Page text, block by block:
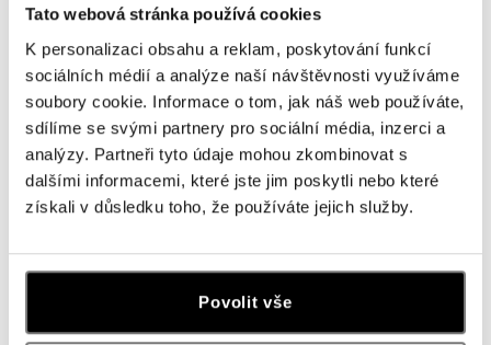
Tato webová stránka používá cookies
K personalizaci obsahu a reklam, poskytování funkcí
sociálních médií a analýze naší návštěvnosti využíváme
soubory cookie. Informace o tom, jak náš web používáte,
sdílíme se svými partnery pro sociální média, inzerci a
analýzy. Partneři tyto údaje mohou zkombinovat s
dalšími informacemi, které jste jim poskytli nebo které
získali v důsledku toho, že používáte jejich služby.
Povolit vše
Náramek se šňůrkou a hnědými
diamanty Butterfly Secret
8 190 Kč
Náramek s hnědými diamanty
Magic Message
10 520 Kč